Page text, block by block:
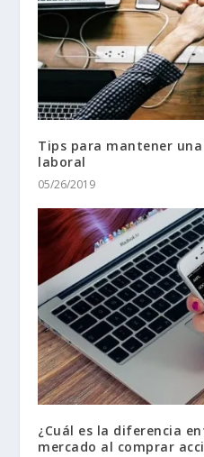
Tips para mantener
laboral
05/26/2019
¿Cuál es la diferencia
mercado al comprar